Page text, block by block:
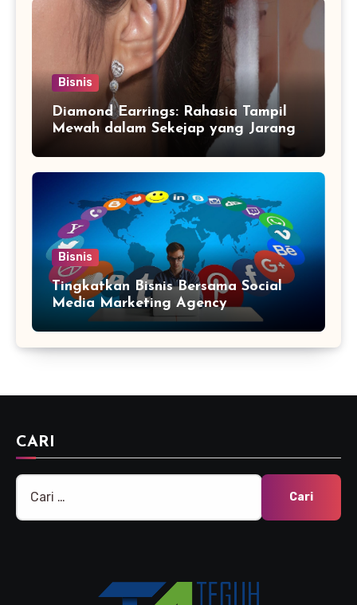
Bisnis
Diamond Earrings: Rahasia Tampil
Mewah dalam Sekejap yang Jarang
Bisnis
Tingkatkan Bisnis Bersama Social
Media Marketing Agency
CARI
Cari